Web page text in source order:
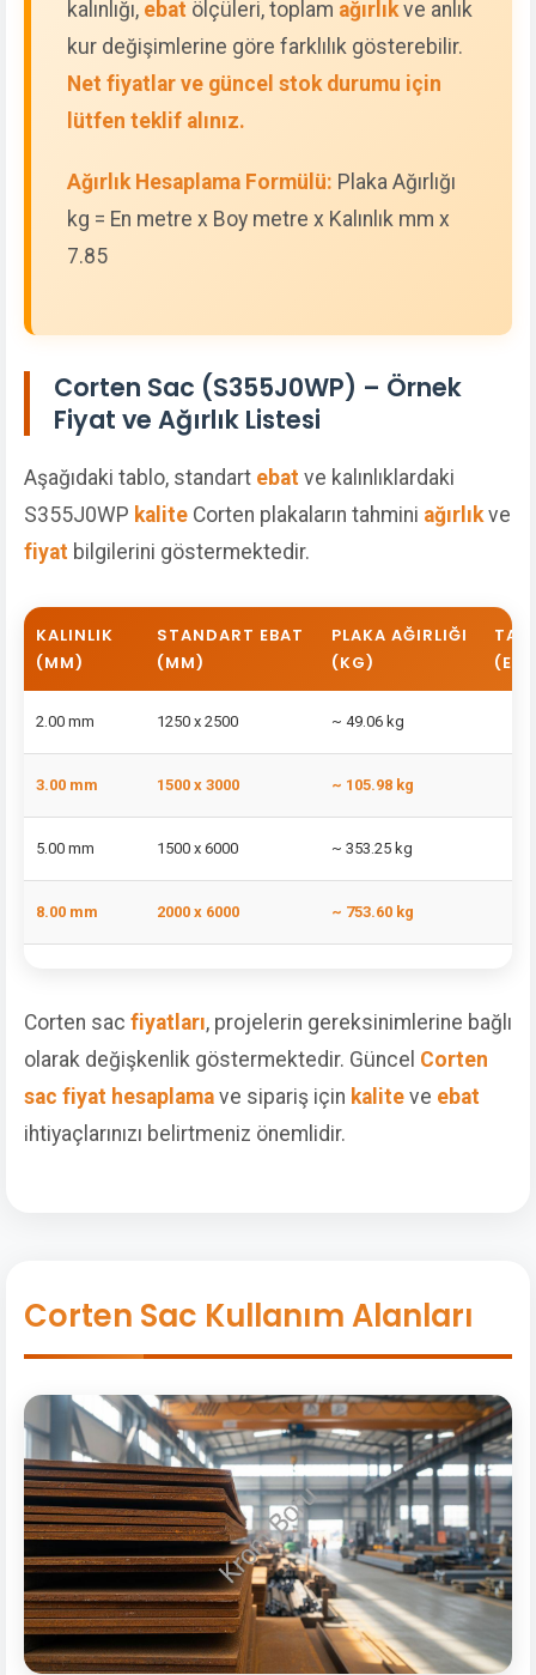
kalınlığı, ebat ölçüleri, toplam ağırlıkve anlık
kur değişimlerine göre farklılık gösterebilir.
Net fiyatlar ve güncel stok durumu için
lütfen teklif alınız.
Ağırlık Hesaplama Formülü: Plaka Ağırlığı
kg = En metre x Boy metre x Kalınlık mm x
7.85
Corten Sac (S355J0WP) – Örnek
Fiyat ve Ağırlık Listesi
Aşağıdaki tablo, standart ebat ve kalınlıklardaki
S355J0WP kalite Corten plakaların tahmini ağırlıkve
fiyat bilgilerini göstermektedir.
KALINLIK
(MM)
STANDART EBAT
(MM)
PLAKA AĞIRLIĞI
(KG)
2.00 mm 1250 x 2500 ~ 49.06 kg
3.00 mm 1500 x 3000 ~ 105.98 kg
5.00 mm 1500 x 6000 ~ 353.25 kg
8.00 mm 2000 x 6000 ~ 753.60 kg
Corten sac fiyatları, projelerin gereksinimlerine bağlı
olarak değişkenlik göstermektedir. Güncel Corten
sac fiyat hesaplama ve sipariş için kalite ve ebat
ihtiyaçlarınızı belirtmeniz önemlidir.
Corten Sac Kullanım Alanları